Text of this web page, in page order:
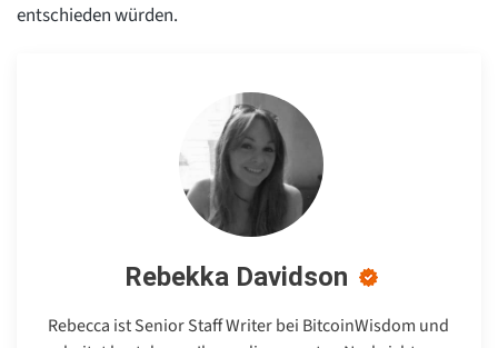
entschieden würden.
Rebekka Davidson
Rebecca ist Senior Staff Writer bei BitcoinWisdom und